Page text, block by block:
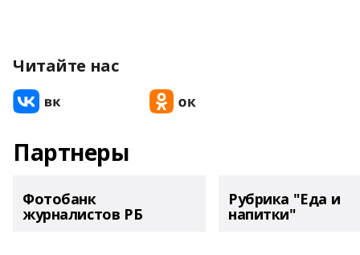
Читайте нас
Партнеры
Фотобанк
журналистов РБ
Рубрика "Еда и
напитки"